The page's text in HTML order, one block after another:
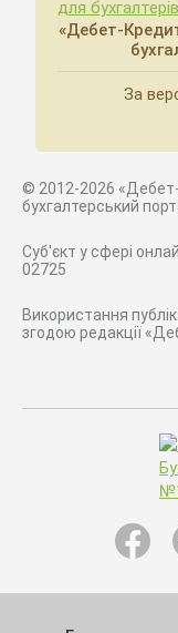
«Дебет-
За
© 2012-2026
бухгалтерський
Суб'єкт у сфері
02725
Використання
згодою редакції